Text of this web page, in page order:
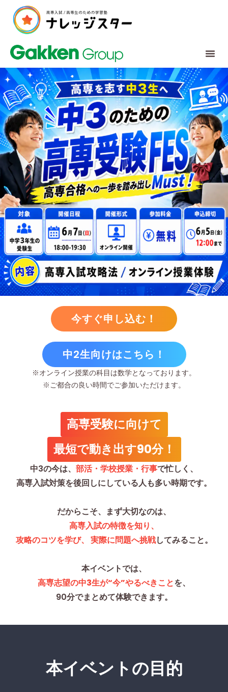
今すぐ申し込む！
中2生向けはこちら！
※オンライン授業の科目は数学となっております。
※ご都合の良い時間でご参加いただけます。
高専受験に向けて
最短で動き出す90分！
中3の今は、 部活・学校授業・行事で忙しく、
高専入試対策を後回しにしている人も多い時期です。
だからこそ、まず大切なのは、
高専入試の特徴を知り、
攻略のコツを学び、 実際に問題へ挑戦してみること。
本イベントでは、
高専志望の中3生が“今”やるべきことを、
90分でまとめて体験できます。
本イベントの目的